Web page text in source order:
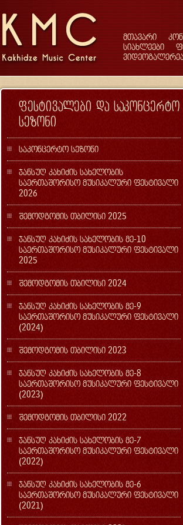
მთავარი
სიახლეები
ფესტივალები და საკონცერტო
სეზონი
საკონცერტო სეზონი
ჯანსუღ კახიძის სახელობის
საერთაშორისო მუსიკალური ფესტივალი
2026
შემოდგომის თბილისი 2025
ჯანსუღ კახიძის სახელობის მე-10
საერთაშორისო მუსიკალური ფესტივალი
2025
შემოდგომის თბილისი 2024
ჯანსუღ კახიძის სახელობის მე-9
საერთაშორისო მუსიკალური ფესტივალი
(2024)
შემოდგომის თბილისი 2023
ჯანსუღ კახიძის სახელობის მე-8
საერთაშორისო მუსიკალური ფესტივალი
(2023)
შემოდგომის თბილისი 2022
ჯანსუღ კახიძის სახელობის მე-7
საერთაშორისო მუსიკალური ფესტივალი
(2022)
ჯანსუღ კახიძის სახელობის მე-6
საერთაშორისო მუსიკალური ფესტივალი
(2021)